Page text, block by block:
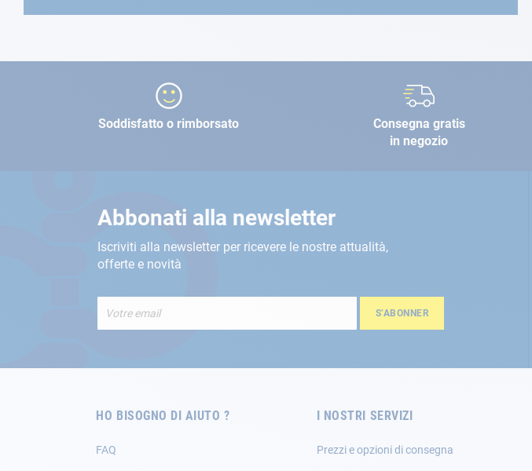
Soddisfatto o rimborsato
Consegna gratis
in negozio
Abbonati alla newsletter
Iscriviti alla newsletter per ricevere le nostre attualità,
offerte e novità
alla
S’ABONNER
HO BISOGNO DI AIUTO ?
FAQ
I NOSTRI SERVIZI
Prezzi e opzioni di consegna